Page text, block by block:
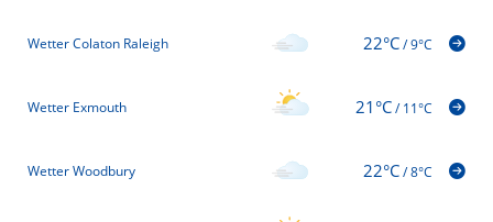
Wetter Colaton Raleigh 22°C/9°C
Wetter Exmouth 21°C/11°C
Wetter Woodbury 22°C/8°C